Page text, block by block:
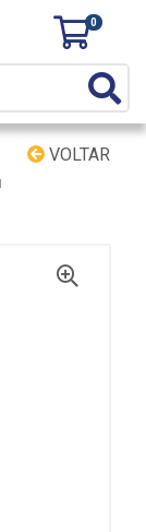
0
VOLTAR